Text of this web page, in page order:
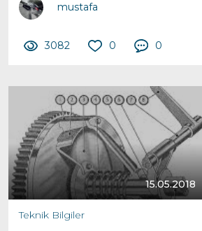
mustafa
3082 0 0
15.05.2018
Teknik Bilgiler